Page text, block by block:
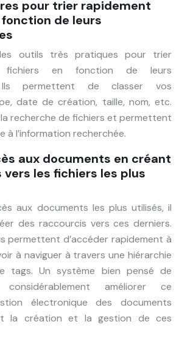
pour trier rapidement
de leurs
outils très pratiques pour trier
fichiers en fonction de leurs
Ils permettent de classer vos
date de création, taille, nom, etc.
recherche de fichiers et permettent
à l’information recherchée.
aux documents en créant
les fichiers les plus
aux documents les plus utilisés, il
des raccourcis vers ces derniers.
permettent d’accéder rapidement à
à naviguer à travers une hiérarchie
tags. Un système bien pensé de
améliorer ce
électronique des documents
la création et la gestion de ces